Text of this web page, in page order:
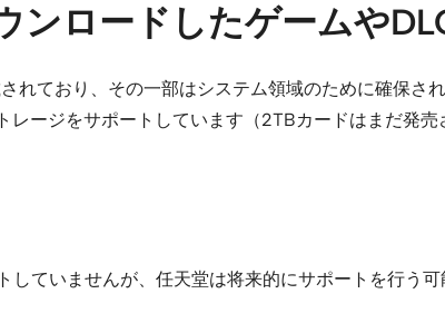
ンロードしたゲームや
れており、その一部はシステム領域のために確保さ
ージをサポートしています（2TBカードはまだ発
ていませんが、任天堂は将来的にサポートを行う可